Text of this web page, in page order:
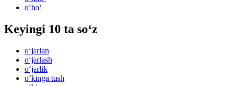
o‘ho‘
Keyingi 10 ta so‘z
o‘jarlan
o‘jarlash
o‘jarlik
o‘kinga tush